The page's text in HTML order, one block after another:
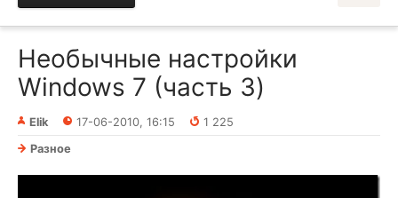
Необычные настройки
Windows 7 (часть 3)
Elik 17-06-2010, 16:15
1 225
Разное